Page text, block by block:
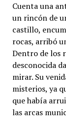
Cuenta una
un rincón de
castillo,
rocas, arribó
Dentro de los
desconocida
mirar. Su
misterios, ya
que había
las arcas